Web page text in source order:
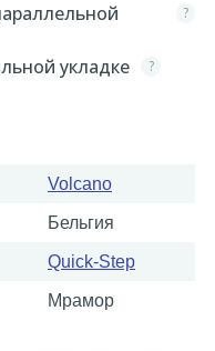
?
укладке ?
Volcano
Бельгия
Quick-Step
Мрамор